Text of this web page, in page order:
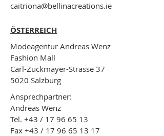
caitriona@bellinacreations.ie
ÖSTERREICH
Modeagentur Andreas Wenz
Fashion Mall
Carl-Zuckmayer-Strasse 37
5020 Salzburg
Ansprechpartner:
Andreas Wenz
Tel. +43 / 17 96 65 13
Fax +43 / 17 96 65 13 17